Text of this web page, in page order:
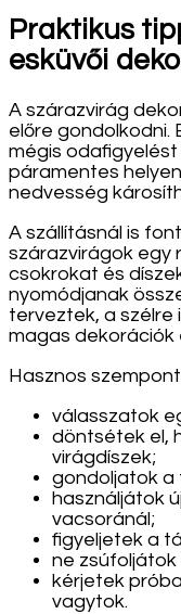
Praktikus
esküvői
A szárazvirág
előre gondolkodni.
mégis odafigyelést
páramentes
nedvesség
A szállításnál is
szárazvirágok egy
csokrokat és
nyomódjanak
terveztek, a szélre
magas dekorációk
Hasznos
válasszatok
döntsétek el,
virágdíszek;
gondoljatok a
használjátok
vacsoránál;
figyeljetek a
ne
kérjetek
vagytok.